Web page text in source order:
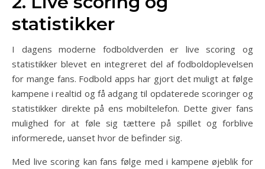
statistikker
I dagens moderne fodboldverden er live scoring og
statistikker blevet en integreret del af fodboldoplevelsen
for mange fans. Fodbold apps har gjort det muligt at følge
kampene i realtid og få adgang til opdaterede scoringer og
statistikker direkte på ens mobiltelefon. Dette giver fans
mulighed for at føle sig tættere på spillet og forblive
informerede, uanset hvor de befinder sig.
Med live scoring kan fans følge med i kampene øjeblik for